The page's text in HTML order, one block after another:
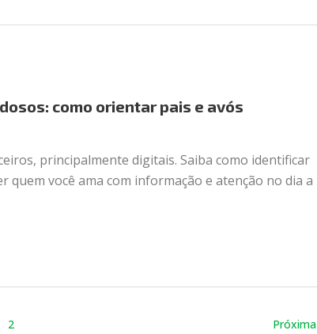
como orientar pais e avós
principalmente digitais. Saiba como identificar
você ama com informação e atenção no dia a
2 Próxima